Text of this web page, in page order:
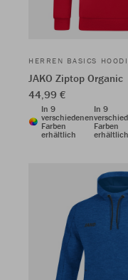
HERREN BASICS
JAKO Ziptop Organic
44,99 €
In 9
verschiedenen
Farben
erhältlich
In 9
Farben
erhältlich